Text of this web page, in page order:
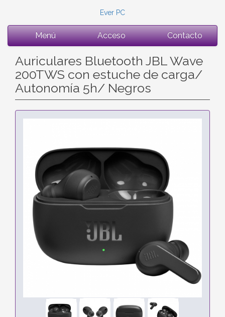
Ever PC
Menú Acceso Contacto
Auriculares Bluetooth JBL Wave
200TWS con estuche de carga/
Autonomía 5h/ Negros